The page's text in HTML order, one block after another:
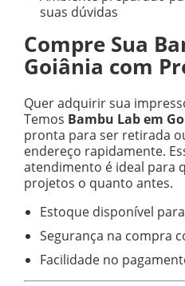
suas dúvidas
Compre Sua
Goiânia com
Quer adquirir sua
Temos Bambu Lab em
pronta para ser retirada
endereço rapidamente.
atendimento é ideal para
projetos o quanto antes.
Estoque disponível
Segurança na compra
Facilidade no